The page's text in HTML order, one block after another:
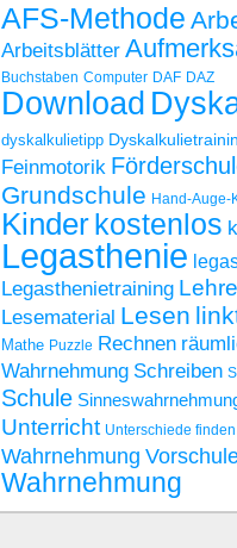
AFS-Methode
Arbeitsblätter
Buchstaben Computer DAF DAZ
Download
dyskalkulietipp
Feinmotorik
Grundschule Hand-Auge-
Kinderkostenlos
Legasthenie
Legasthenietraining
Lesematerial Lesen
Mathe Puzzle Rechnen
Wahrnehmung Schreiben
Schule
Unterricht Unterschiede finden
Wahrnehmung
Wahrnehmung